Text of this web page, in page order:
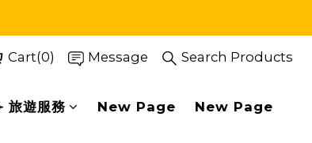
Cart(0) Message Search Products
旅遊服務 New Page New Page